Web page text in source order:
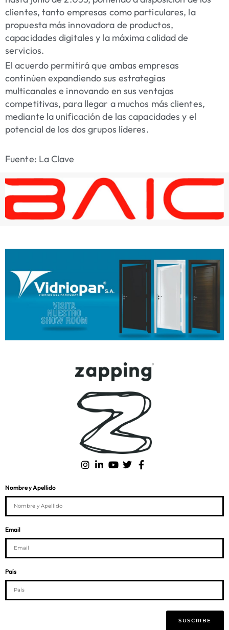
clientes, tanto empresas como particulares, la
propuesta más innovadora de productos,
capacidades digitales y la máxima calidad de
servicios.
El acuerdo permitirá que ambas empresas
continúen expandiendo sus estrategias
multicanales e innovando en sus ventajas
competitivas, para llegar a muchos más clientes,
mediante la unificación de las capacidades y el
potencial de los dos grupos líderes.
Fuente: La Clave
Nombre y Apellido
Email
País
SUSCRIBE